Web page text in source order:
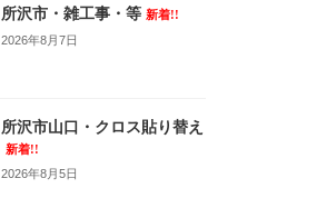
所沢市・雑工事・等 新着!!
2026年8月7日
所沢市山口・クロス貼り替え
新着!!
2026年8月5日